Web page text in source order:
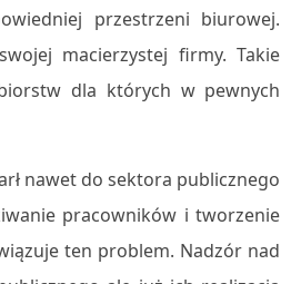
przestrzeni biurowej.
macierzystej firmy. Takie
dla których w pewnych
nawet do sektora publicznego
pracowników i tworzenie
ten problem. Nadzór nad